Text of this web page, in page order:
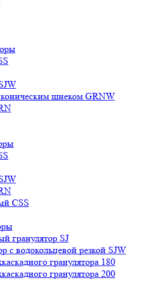
шнеком GRNW
CSS
гранулятор SJ
с водокольцевой резкой SJW
гранулятора 180
гранулятора 200